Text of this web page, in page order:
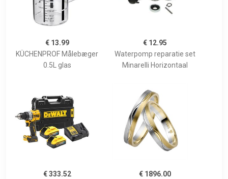
€ 13.99
KÜCHENPROF Målebæger
0.5L glas
€ 12.95
Waterpomp reparatie set
Minarelli Horizontaal
€ 333.52
€ 1896.00